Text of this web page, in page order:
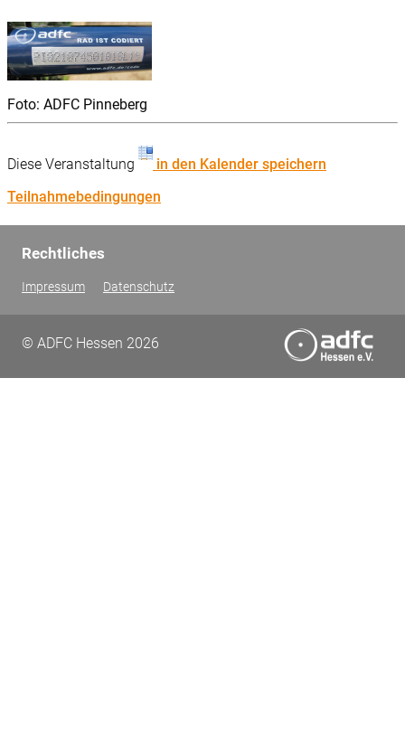
Foto: ADFC Pinneberg
Diese Veranstaltung
in den Kalender speichern
Teilnahmebedingungen
Rechtliches
Impressum Datenschutz
© ADFC Hessen 2026